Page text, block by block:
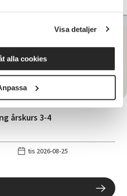
Visa detaljer
alla cookies
årskurs 3-4
tis 2026-08-25